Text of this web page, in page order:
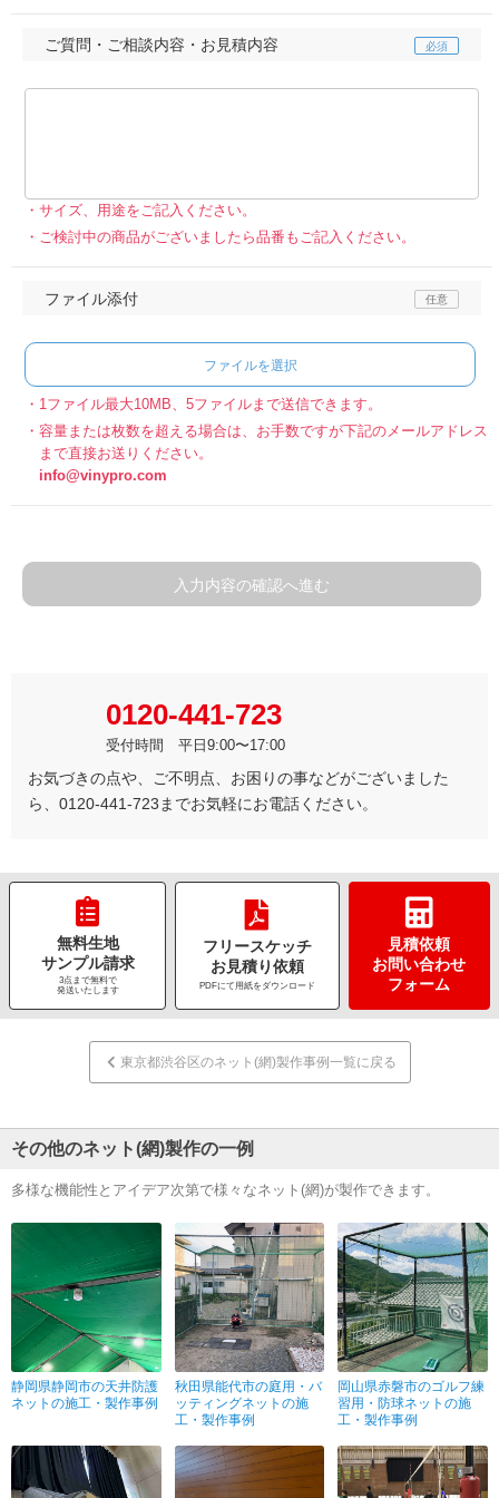
ご質問・ご相談内容・お見積内容
サイズ、用途をご記入ください。
ご検討中の商品がございましたら品番もご記入ください。
ファイル添付
ファイルを選択
1ファイル最大10MB、5ファイルまで送信できます。
容量または枚数を超える場合は、お手数ですが下記のメールアドレス
まで直接お送りください。
info@vinypro.com
入力内容の確認へ進む
0120-441-723
受付時間 平日9:00〜17:00
お気づきの点や、ご不明点、お困りの事などがございました
ら、0120-441-723までお気軽にお電話ください。
無料生地
サンプル請求
3点まで無料で
発送いたします
フリースケッチ
お見積り依頼
PDFにて用紙をダウンロード
見積依頼
お問い合わせ
フォーム
東京都渋谷区のネット(網)製作事例一覧に戻る
その他のネット(網)製作の一例
多様な機能性とアイデア次第で様々なネット(網)が製作できます。
静岡県静岡市の天井防護
ネットの施工・製作事例
秋田県能代市の庭用・バ
ッティングネットの施
工・製作事例
岡山県赤磐市のゴルフ練
習用・防球ネットの施
工・製作事例